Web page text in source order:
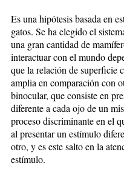
Es una hipótesis basada en
gatos. Se ha elegido el
una gran cantidad de
interactuar con el mundo
que la relación de superficie
amplia en comparación con
binocular, que consiste en
diferente a cada ojo de un
proceso discriminante en el
al presentar un estímulo
otro, y es este salto en la
estímulo.